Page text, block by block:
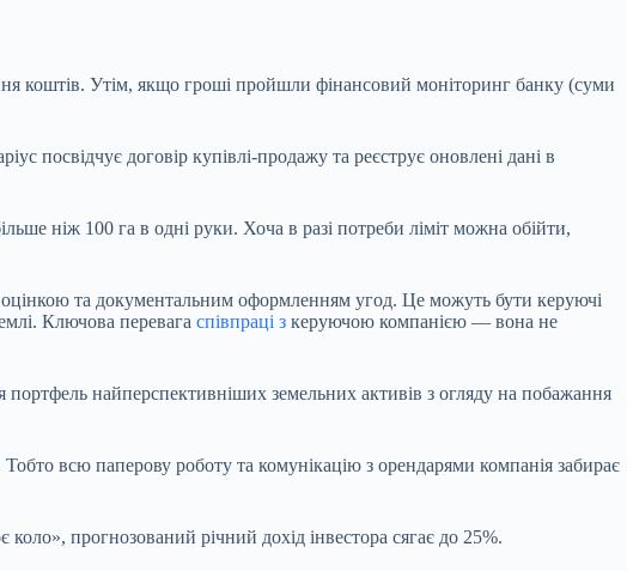
коштів. Утім, якщо гроші пройшли фінансовий моніторинг банку (суми
посвідчує договір купівлі-продажу та реєструє оновлені дані в
ніж 100 га в одні руки. Хоча в разі потреби ліміт можна обійти,
та документальним оформленням угод. Це можуть бути керуючі
Ключова перевага співпраці з керуючою компанією — вона не
найперспективніших земельних активів з огляду на побажання
всю паперову роботу та комунікацію з орендарями компанія забирає
прогнозований річний дохід інвестора сягає до 25%.